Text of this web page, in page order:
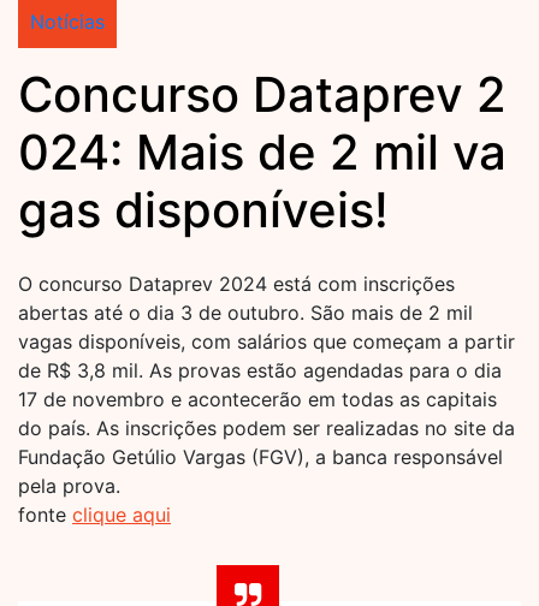
Notícias
Concurso Dataprev 2
024: Mais de 2 mil va
gas disponíveis!
O concurso Dataprev 2024 está com inscrições
abertas até o dia 3 de outubro. São mais de 2 mil
vagas disponíveis, com salários que começam a partir
de R$ 3,8 mil. As provas estão agendadas para o dia
17 de novembro e acontecerão em todas as capitais
do país. As inscrições podem ser realizadas no site da
Fundação Getúlio Vargas (FGV), a banca responsável
pela prova.
fonte clique aqui